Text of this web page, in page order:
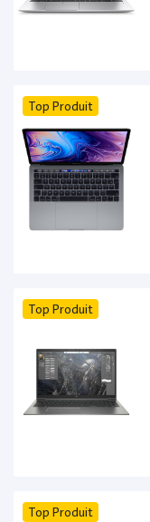
Top Produit
Top Produit
Top Produit